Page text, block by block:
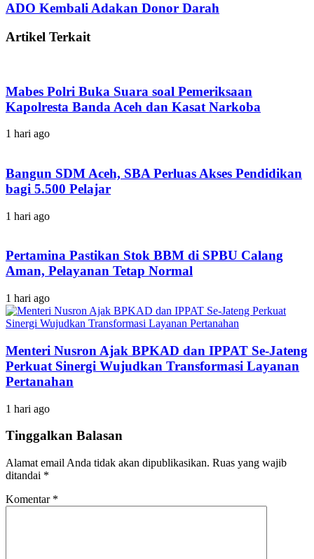
ADO Kembali Adakan Donor Darah
Artikel Terkait
Mabes Polri Buka Suara soal Pemeriksaan
Kapolresta Banda Aceh dan Kasat Narkoba
1 hari ago
Bangun SDM Aceh, SBA Perluas Akses Pendidikan
bagi 5.500 Pelajar
1 hari ago
Pertamina Pastikan Stok BBM di SPBU Calang
Aman, Pelayanan Tetap Normal
1 hari ago
Menteri Nusron Ajak BPKAD dan IPPAT Se-Jateng
Perkuat Sinergi Wujudkan Transformasi Layanan
Pertanahan
1 hari ago
Tinggalkan Balasan
Alamat email Anda tidak akan dipublikasikan. Ruas yang wajib
ditandai *
Komentar *